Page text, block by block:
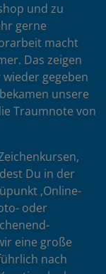
und zu
gerne
macht
Das zeigen
gegeben
unsere
Traumnote von
Du in der
‚Online-
oder
eine große
nach